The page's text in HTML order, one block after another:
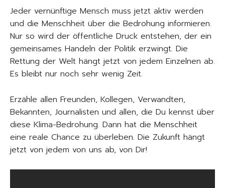
Jeder vernünftige Mensch muss jetzt aktiv werden
und die Menschheit über die Bedrohung informieren.
Nur so wird der öffentliche Druck entstehen, der ein
gemeinsames Handeln der Politik erzwingt. Die
Rettung der Welt hängt jetzt von jedem Einzelnen ab.
Es bleibt nur noch sehr wenig Zeit.
Erzähle allen Freunden, Kollegen, Verwandten,
Bekannten, Journalisten und allen, die Du kennst über
diese Klima-Bedrohung. Dann hat die Menschheit
eine reale Chance zu überleben. Die Zukunft hängt
jetzt von jedem von uns ab, von Dir!